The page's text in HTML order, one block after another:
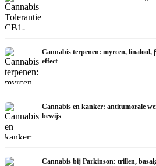
Cannabis terpenen: myrcen, linalool,
effect
Cannabis en kanker: antitumorale
bewijs
Cannabis bij Parkinson: trillen,